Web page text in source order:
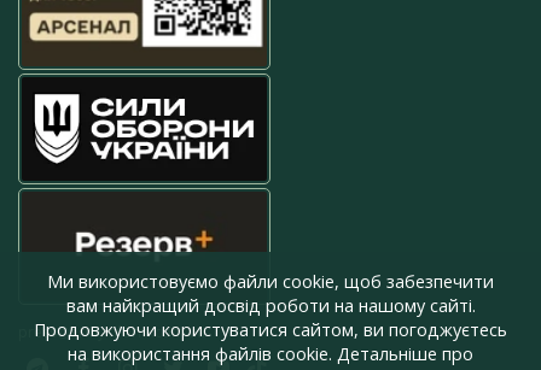
press@armyinform.com.ua
Ми використовуємо файли cookie, щоб забезпечити
вам найкращий досвід роботи на нашому сайті.
Продовжуючи користуватися сайтом, ви погоджуєтесь
на використання файлів cookie. Детальніше про